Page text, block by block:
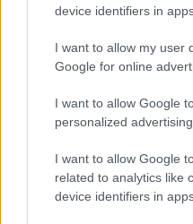
device identifiers in
I want to allow my user
Google for online
I want to allow Google
personalized advertising.
I want to allow Google
related to analytics like
device identifiers in